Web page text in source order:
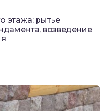
этажа: рытье
возведение